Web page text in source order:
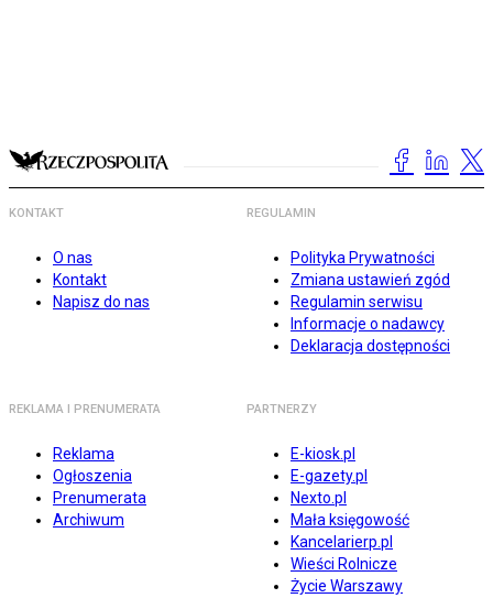
KONTAKT
O nas
Kontakt
Napisz do nas
REGULAMIN
Polityka Prywatności
Zmiana ustawień zgód
Regulamin serwisu
Informacje o nadawcy
Deklaracja dostępności
REKLAMA I PRENUMERATA
Reklama
Ogłoszenia
Prenumerata
Archiwum
PARTNERZY
E-kiosk.pl
E-gazety.pl
Nexto.pl
Mała księgowość
Kancelarierp.pl
Wieści Rolnicze
Życie Warszawy